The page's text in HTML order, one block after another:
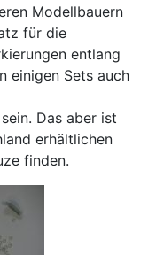
Modellbauern
für die
entlang
einigen Sets auch
Das aber ist
erhältlichen
finden.